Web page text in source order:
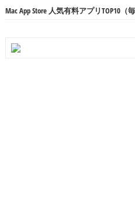
Mac App Store 人気有料アプリTOP10（